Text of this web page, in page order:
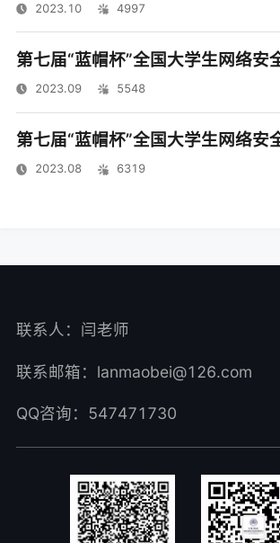
2023.10 4997
2023.09 5548
2023.08 6319
联系人：闫老师
联系邮箱：lanmaobei@126.com
QQ咨询：547471730